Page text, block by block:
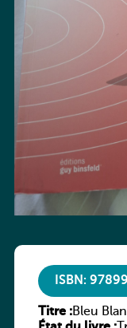
ISBN:
Titre :Bleu